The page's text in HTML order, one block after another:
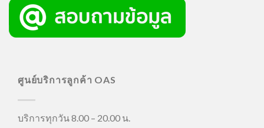
ศูนย์บริการลูกค้า OAS
บริการทุกวัน 8.00 – 20.00 น.